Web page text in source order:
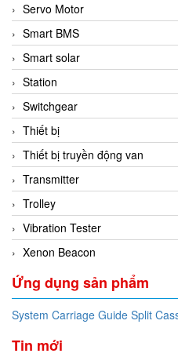
Servo Motor
Smart BMS
Smart solar
Station
Switchgear
Thiết bị
Thiết bị truyền động van
Transmitter
Trolley
Vibration Tester
Xenon Beacon
Ứng dụng sản phẩm
System Carriage Guide Split
Tin mới